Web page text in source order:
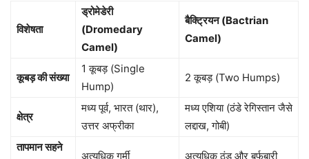
विशेषता
ड्रोमेडेरी
(Dromedary
Camel)
बैक्ट्रियन (Bactrian
Camel)
कूबड़ की संख्या
1 कूबड़ (Single
Hump)
2 कूबड़ (Two Humps)
क्षेत्र
मध्य पूर्व, भारत (थार),
उत्तर अफ्रीका
मध्य एशिया (ठंडे रेगिस्तान जैसे
लद्दाख, गोबी)
तापमान सहने
अत्यधिक गर्मी अत्यधिक ठंड और बर्फबारी